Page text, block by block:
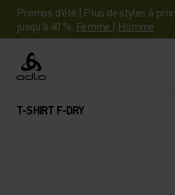
Promos d'été | Plus de styles à
jusqu'à 40 %. Femme | Homme
Odlo
T-SHIRT F-DRY